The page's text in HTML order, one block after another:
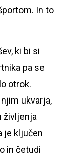
In to
ki bi si
pa se
otrok.
ukvarja,
življenja
je ključen
in četudi